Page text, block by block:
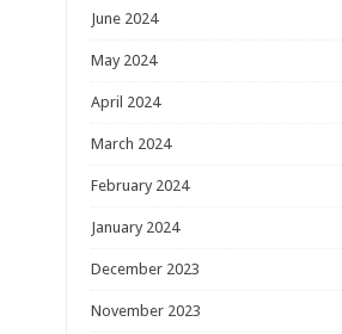
June 2024
May 2024
April 2024
March 2024
February 2024
January 2024
December 2023
November 2023